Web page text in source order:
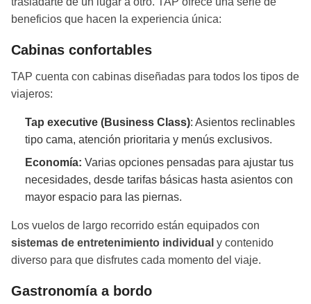
beneficios que hacen la experiencia única:
Cabinas confortables
TAP cuenta con cabinas diseñadas para todos los tipos de
viajeros:
Tap executive (Business Class): Asientos reclinables
tipo cama, atención prioritaria y menús exclusivos.
Economía: Varias opciones pensadas para ajustar tus
necesidades, desde tarifas básicas hasta asientos con
mayor espacio para las piernas.
Los vuelos de largo recorrido están equipados con
sistemas de entretenimiento individual y contenido
diverso para que disfrutes cada momento del viaje.
Gastronomía a bordo